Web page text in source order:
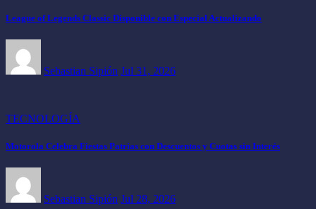
League of Legends Classic Disponible con Especial Actualizando
Sebastian Sipión Jul 31, 2026
TECNOLOGÍA
Motorola Celebra Fiestas Patrias con Descuentos y Cuotas sin Interés
Sebastian Sipión Jul 28, 2026